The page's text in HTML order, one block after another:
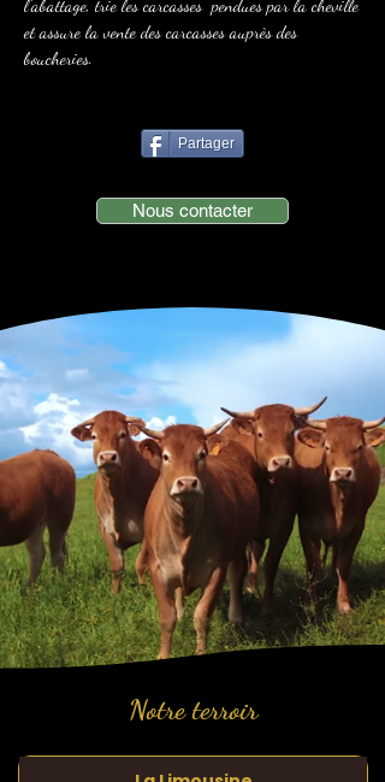
l’abattage, trie les carcasses pendues par la cheville
et assure la vente des carcasses auprès des
boucheries.
Partager
Nous contacter
Notre terroir